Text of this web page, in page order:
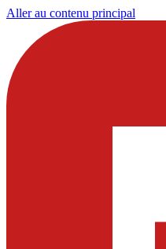
Aller au contenu principal